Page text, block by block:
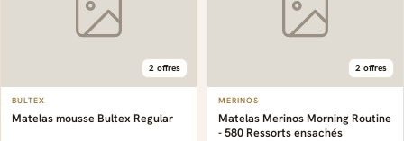
2 offres
BULTEX
Matelas mousse Bultex Regular
2 offres
MERINOS
Matelas Merinos Morning Routine
- 580 Ressorts ensachés